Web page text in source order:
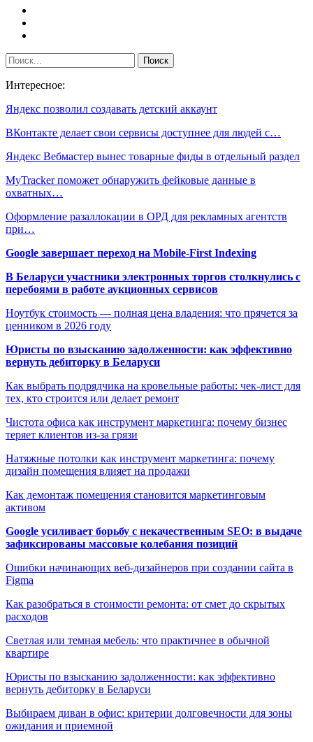
Интересное:
Яндекс позволил создавать детский аккаунт
ВКонтакте делает свои сервисы доступнее для людей с…
Яндекс Вебмастер вынес товарные фиды в отдельный раздел
MyTracker поможет обнаружить фейковые данные в
охватных…
Оформление разаллокации в ОРД для рекламных агентств
при…
Google завершает переход на Mobile-First Indexing
В Беларуси участники электронных торгов столкнулись с
перебоями в работе аукционных сервисов
Ноутбук стоимость — полная цена владения: что прячется за
ценником в 2026 году
Юристы по взысканию задолженности: как эффективно
вернуть дебиторку в Беларуси
Как выбрать подрядчика на кровельные работы: чек-лист для
тех, кто строится или делает ремонт
Чистота офиса как инструмент маркетинга: почему бизнес
теряет клиентов из-за грязи
Натяжные потолки как инструмент маркетинга: почему
дизайн помещения влияет на продажи
Как демонтаж помещения становится маркетинговым
активом
Google усиливает борьбу с некачественным SEO: в выдаче
зафиксированы массовые колебания позиций
Ошибки начинающих веб-дизайнеров при создании сайта в
Figma
Как разобраться в стоимости ремонта: от смет до скрытых
расходов
Светлая или темная мебель: что практичнее в обычной
квартире
Юристы по взысканию задолженности: как эффективно
вернуть дебиторку в Беларуси
Выбираем диван в офис: критерии долговечности для зоны
ожидания и приемной